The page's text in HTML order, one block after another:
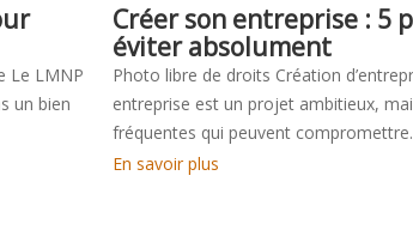
Le LMNP
un bien
Créer son entreprise : 5
éviter absolument
Photo libre de droits Création
entreprise est un projet ambitieux,
fréquentes qui peuvent
En savoir plus